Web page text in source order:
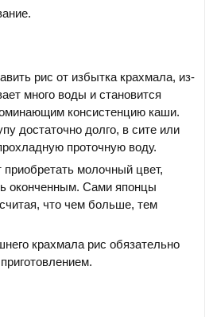
рис от избытка крахмала, из-
много воды и становится
консистенцию каши.
достаточно долго, в сите или
проточную воду.
приобретать молочный цвет,
оконченным. Сами японцы
что чем больше, тем
крахмала рис обязательно